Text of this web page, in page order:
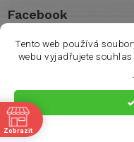
Tento web používá
webu vyjadřujete
pouze
za
Facebook
Vytvořil
Copyright 2026 shop
Zobrazit